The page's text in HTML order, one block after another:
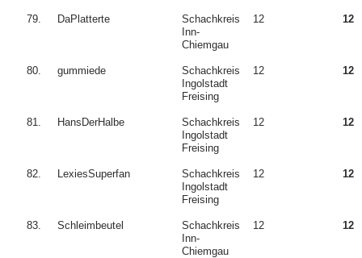
79. DaPlatterte
Schachkreis
Inn-
Chiemgau
12 12
80. gummiede
Schachkreis
Ingolstadt
Freising
12 12
81. HansDerHalbe
Schachkreis
Ingolstadt
Freising
12 12
82. LexiesSuperfan
Schachkreis
Ingolstadt
Freising
12 12
83. Schleimbeutel
Schachkreis
Inn-
Chiemgau
12 12